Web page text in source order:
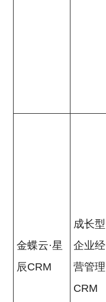
金蝶云·星
辰CRM
成长型
企业经
营管理
CRM